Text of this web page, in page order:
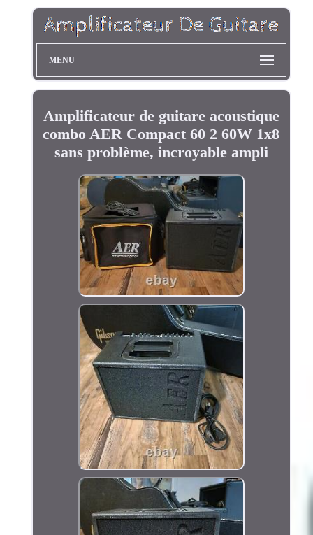
MENU
Amplificateur de guitare acoustique
combo AER Compact 60 2 60W 1x8
sans problème, incroyable ampli